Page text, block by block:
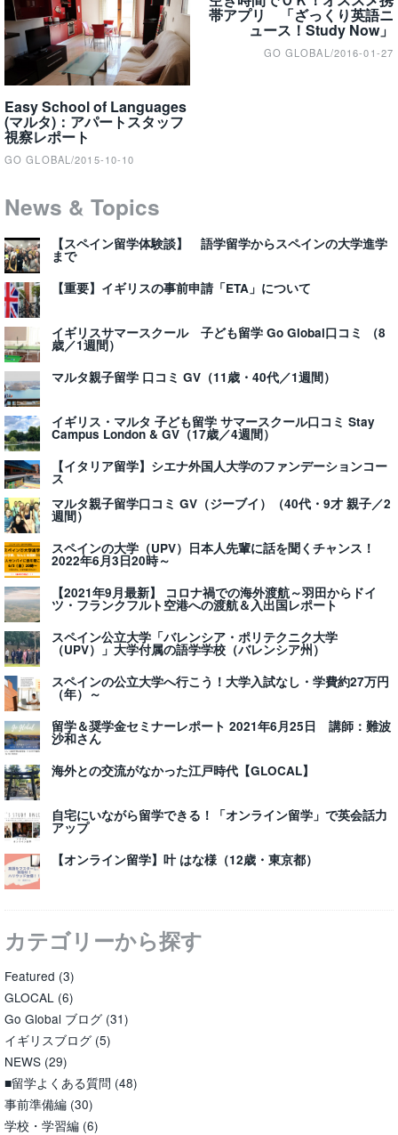
帯アプリ 「ざっくり英語ニ
ュース！Study Now」
GO GLOBAL /2016-01-27
Easy School of Languages
(マルタ)：アパートスタッフ
視察レポート
GO GLOBAL/2015-10-10
News & Topics
【スペイン留学体験談】 語学留学からスペインの大学進学
まで
【重要】イギリスの事前申請「ETA」について
イギリスサマースクール 子ども留学 Go Global口コミ （8
歳／1週間）
マルタ親子留学 口コミ GV（11歳・40代／1週間）
イギリス・マルタ 子ども留学 サマースクール口コミ Stay
Campus London & GV（17歳／4週間）
【イタリア留学】シエナ外国人大学のファンデーションコー
ス
マルタ親子留学口コミ GV（ジーブイ）（40代・9才 親子／2
週間）
スペインの大学（UPV）日本人先輩に話を聞くチャンス！
2022年6月3日20時～
【2021年9月最新】 コロナ禍での海外渡航～羽田からドイ
ツ・フランクフルト空港への渡航＆入出国レポート
スペイン公立大学「バレンシア・ポリテクニク大学
（UPV）」大学付属の語学学校（バレンシア州）
スペインの公立大学へ行こう！大学入試なし・学費約27万円
（年）～
留学＆奨学金セミナーレポート 2021年6月25日 講師：難波
沙和さん
海外との交流がなかった江戸時代【GLOCAL】
自宅にいながら留学できる！「オンライン留学」で英会話力
アップ
【オンライン留学】叶 はな様（12歳・東京都）
カテゴリーから探す
Featured (3)
GLOCAL (6)
Go Global ブログ (31)
イギリスブログ (5)
NEWS (29)
■留学よくある質問 (48)
事前準備編 (30)
学校・学習編 (6)